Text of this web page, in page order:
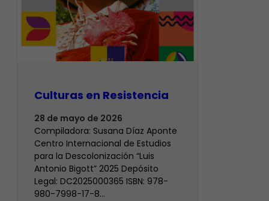
Culturas en Resistencia
28 de mayo de 2026
Compiladora: Susana Díaz Aponte
Centro Internacional de Estudios
para la Descolonización “Luis
Antonio Bigott” 2025 Depósito
Legal: DC2025000365 ISBN: 978-
980-7998-17-8…